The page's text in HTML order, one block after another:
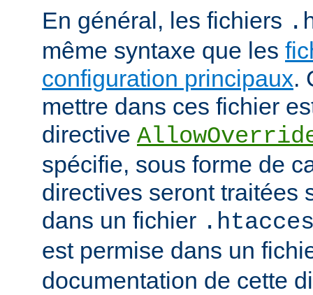
En général, les fichiers
même syntaxe que les
configuration principaux.
mettre dans ces fichier
directive
spécifie, sous forme de
directives seront traitées
dans un fichier
est permise dans un
documentation de cette